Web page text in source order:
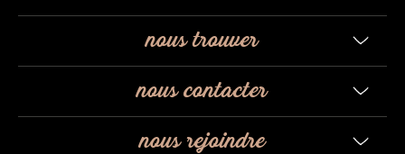
nous trouver
nous contacter
nous rejoindre